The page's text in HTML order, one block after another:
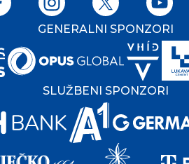
GENERALNI SPONZORI
SLUŽBENI SPONZORI